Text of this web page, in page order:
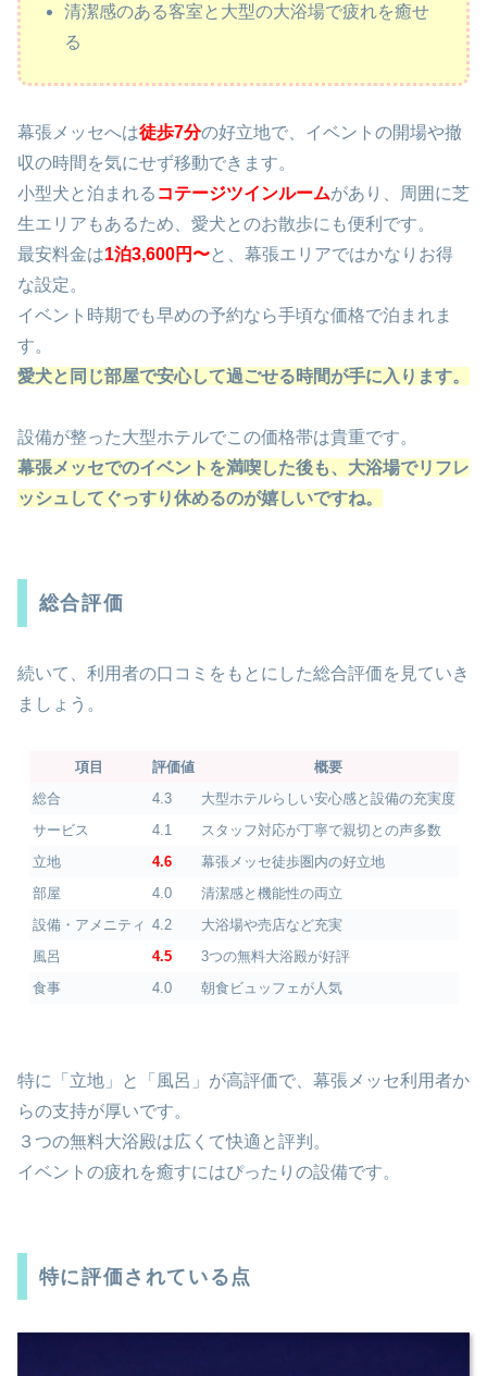
清潔感のある客室と大型の大浴場で疲れを癒せ
る
幕張メッセへは徒歩7分の好立地で、イベントの開場や撤
収の時間を気にせず移動できます。
小型犬と泊まれる コテージツインルームがあり、周囲に芝
生エリアもあるため、愛犬とのお散歩にも便利です。
最安料金は1泊3,600円〜と、幕張エリアではかなりお得
な設定。
イベント時期でも早めの予約なら手頃な価格で泊まれま
す。
愛犬と同じ部屋で安心して過ごせる時間が手に入ります。
設備が整った大型ホテルでこの価格帯は貴重です。
幕張メッセでのイベントを満喫した後も、大浴場でリフレ
ッシュしてぐっすり休めるのが嬉しいですね。
総合評価
続いて、利用者の口コミをもとにした総合評価を見ていき
ましょう。
項目 評価値
概要
総合
4.3
大型ホテルらしい安心感と設備の充実度
サービス
4.1
スタッフ対応が丁寧で親切との声多数
立地
4.6
幕張メッセ徒歩圏内の好立地
部屋
4.0
清潔感と機能性の両立
設備・アメニティ 4.2
大浴場や売店など充実
風呂
4.5
3つの無料大浴殿が好評
食事
4.0 朝食ビュッフェが人気
特に「立地」と「風呂」が高評価で、幕張メッセ利用者か
らの支持が厚いです。
３つの無料大浴殿は広くて快適と評判。
イベントの疲れを癒すにはぴったりの設備です。
特に評価されている点